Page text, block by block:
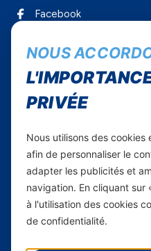
Facebook
Youtube
Yas Sénégal
Yas en Afrique
Axian Telecom
Services
NOUS
PRIVÉE
Nous utilisons des cookies
afin de personnaliser le
adapter les publicités et
navigation. En cliquant sur
à l'utilisation des cookies
de confidentialité.